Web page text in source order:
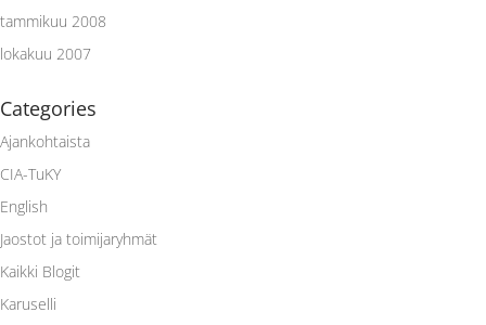
tammikuu 2008
lokakuu 2007
Categories
Ajankohtaista
CIA-TuKY
English
Jaostot ja toimijaryhmät
Kaikki Blogit
Karuselli